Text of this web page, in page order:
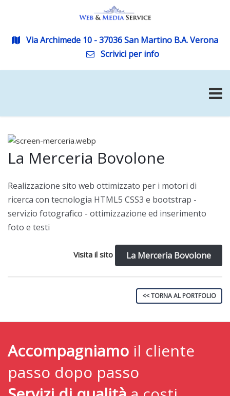
Via Archimede 10 - 37036 San Martino B.A. Verona
Scrivici per info
La Merceria Bovolone
Realizzazione sito web ottimizzato per i motori di
ricerca con tecnologia HTML5 CSS3 e bootstrap -
servizio fotografico - ottimizzazione ed inserimento
foto e testi
Visita il sito La Merceria Bovolone
<< TORNA AL PORTFOLIO
Accompagniamo il cliente
passo dopo passo